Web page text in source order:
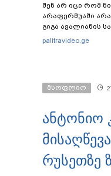
შენ არ იცი რომ
არაფერშუაში
გიგა ავალიანის
ნია იმნაძეს
palitravideo.ge
მსოფლიო
ანტონიო
რუსეთზე